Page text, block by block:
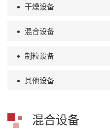
干燥设备
混合设备
制粒设备
其他设备
混合设备